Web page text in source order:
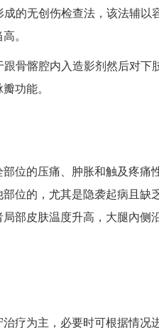
成的无创伤检查法，该法辅
。
跟骨髂腔内入造影剂然后对
功能。
位的压痛、肿胀和触及疼
位的，尤其是隐袭起病且
部皮肤温度升高，大腿內
疗为主，必要时可根据情